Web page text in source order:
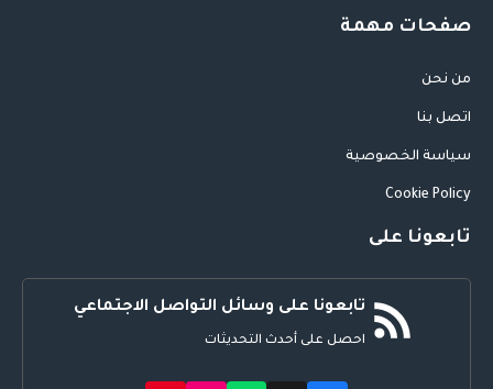
صفحات مهمة
من نحن
اتصل بنا
سياسة الخصوصية
Cookie Policy
تابعونا على
تابعونا على وسائل التواصل الاجتماعي
احصل على أحدث التحديثات